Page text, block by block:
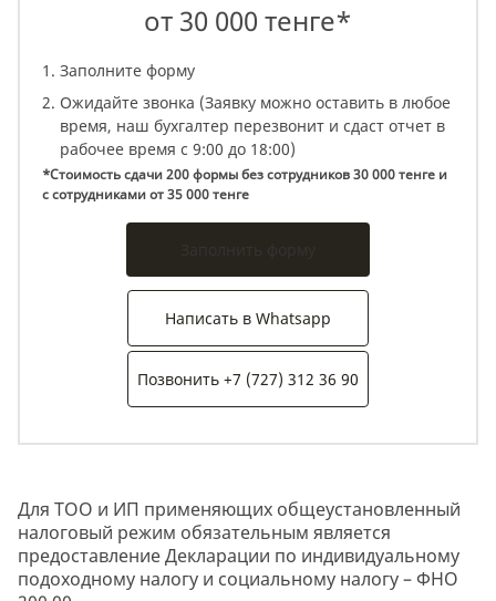
от 30 000 тенге*
Заполните форму
Ожидайте звонка (Заявку можно оставить в любое
время, наш бухгалтер перезвонит и сдаст отчет в
рабочее время с 9:00 до 18:00)
*Стоимость сдачи 200 формы без сотрудников 30 000 тенге и
с сотрудниками от 35 000 тенге
Написать в Whatsapp
Позвонить +7 (727) 312 36 90
Для ТОО и ИП применяющих общеустановленный
налоговый режим обязательным является
предоставление Декларации по индивидуальному
подоходному налогу и социальному налогу – ФНО